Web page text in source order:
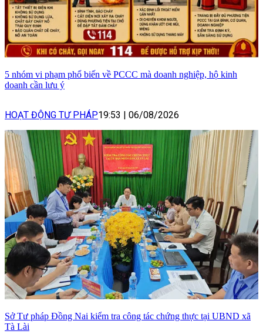
5 nhóm vi phạm phổ biến về PCCC mà doanh nghiệp, hộ kinh
doanh cần lưu ý
HOẠT ĐỘNG TƯ PHÁP19:53 | 06/08/2026
Sở Tư pháp Đồng Nai kiểm tra công tác chứng thực tại UBND xã
Tà Lài